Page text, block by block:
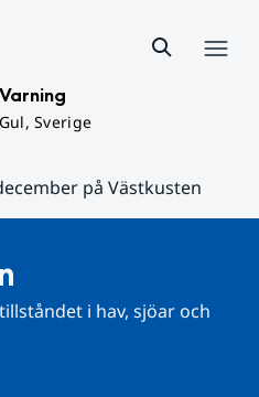
Varning
Gul, Sverige
på Västkusten
i hav, sjöar och